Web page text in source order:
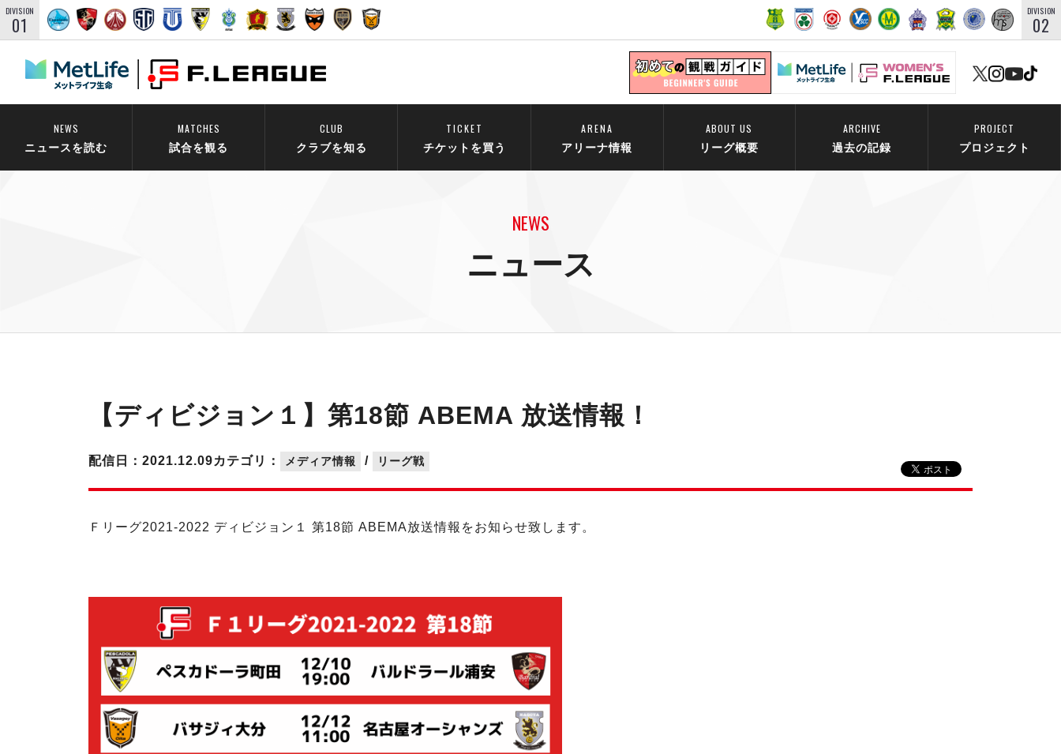
DIVISION
01
DIVISION
02
NEWS
ニュースを読む
MATCHES
試合を観る
CLUB
クラブを知る
TICKET
チケットを買う
ARENA
アリーナ情報
ABOUT US
リーグ概要
ARCHIVE
過去の記録
PROJECT
プロジェクト
NEWS
ニュース
【ディビジョン１】第18節 ABEMA 放送情報！
カテゴリ： メディア情報 / リーグ戦
配信日：2021.12.09
Ｆリーグ2021-2022 ディビジョン１ 第18節 ABEMA放送情報をお知らせ致します。